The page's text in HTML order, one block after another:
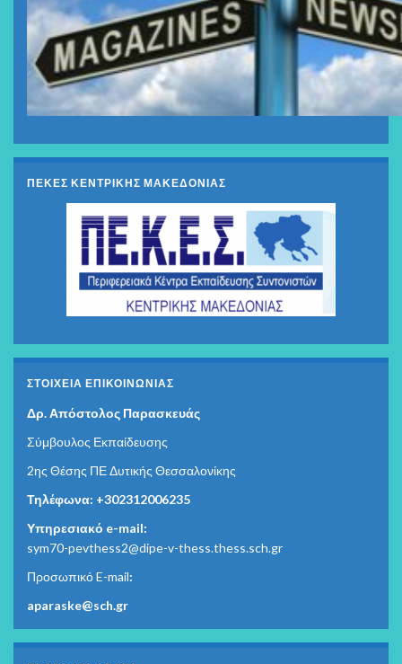
ΠΕΚΕΣ ΚΕΝΤΡΙΚΗΣ ΜΑΚΕΔΟΝΙΑΣ
ΣΤΟΙΧΕΊΑ ΕΠΙΚΟΙΝΩΝΊΑΣ
Δρ. Απόστολος Παρασκευάς
Σύμβουλος Εκπαίδευσης
2ης Θέσης ΠΕ Δυτικής Θεσσαλονίκης
Τηλέφωνα: +302312006235
Υπηρεσιακό e-mail:
sym70-pevthess2@dipe-v-thess.thess.sch.gr
Προσωπικό E-mail:
aparaske@sch.gr